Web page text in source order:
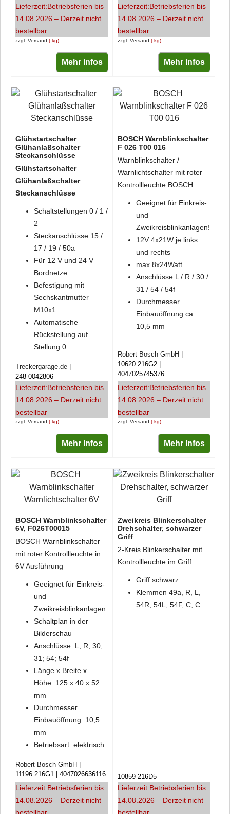
zzgl. Versand kg
Lieferzeit:Betriebsferien bis
14.08.2026 – Derzeit nicht
bestellbar
Mehr Infos
zzgl. Versand kg
Lieferzeit:Betriebsferien bis
14.08.2026 – Derzeit nicht
bestellbar
Mehr Infos
Glühstartschalter
Glühanlaßschalter
Steckanschlüsse
Glühstartschalter
Glühanlaßschalter
Steckanschlüsse
Schaltstellungen 0 / 1 /
2
Steckanschlüsse 15 /
17 / 19 / 50a
Für 12 V und 24 V
Bordnetze
Befestigung mit
Sechskantmutter
M10x1
Automatische
Rückstellung auf
Stellung 0
zzgl. Versand kg
Treckergarage.de
248-0042806
Lieferzeit:Betriebsferien bis
14.08.2026 – Derzeit nicht
bestellbar
Mehr Infos
BOSCH Warnblinkschalter
F 026 T00 016
Warnblinkschalter /
Warnlichtschalter mit roter
Kontrollleuchte BOSCH
Geeignet für Einkreis-
und
Zweikreisblinkanlagen!
12V 4x21W je links
und rechts
max 8x24Watt
Anschlüsse L / R / 30 /
31 / 54 / 54f
Durchmesser
Einbauöffnung ca.
10,5 mm
zzgl. Versand kg
Robert Bosch GmbH
10620 216G2
4047025745376
Lieferzeit:Betriebsferien bis
14.08.2026 – Derzeit nicht
bestellbar
Mehr Infos
BOSCH Warnblinkschalter
6V, F026T00015
BOSCH Warnblinkschalter
mit roter Kontrollleuchte in
6V Ausführung
Geeignet für Einkreis-
und
Zweikreisblinkanlagen
Schaltplan in der
Bilderschau
Anschlüsse: L; R; 30;
31; 54; 54f
Länge x Breite x
Höhe: 125 x 40 x 52
mm
Durchmesser
Einbauöffnung: 10,5
mm
Betriebsart: elektrisch
Robert Bosch GmbH
11196 216G1
4047026636116
Lieferzeit:Betriebsferien bis
14.08.2026 – Derzeit nicht
Zweikreis Blinkerschalter
Drehschalter, schwarzer
Griff
2-Kreis Blinkerschalter mit
Kontrollleuchte im Griff
Griff schwarz
Klemmen 49a, R, L,
54R, 54L, 54F, C, C
10859 216D5
Lieferzeit:Betriebsferien bis
14.08.2026 – Derzeit nicht